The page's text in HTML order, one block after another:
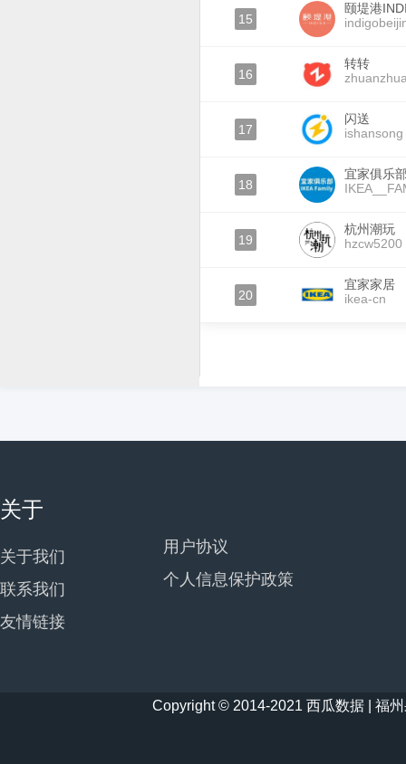
15
颐堤港
16
转转
17
闪送
ishansong
18
宜家俱乐
19
杭州潮玩
hzcw5200
20
宜家家居
ikea-cn
关于
关于我们
联系我们
友情链接
用户协议
个人信息保护政策
Copyright © 2014-2021 西瓜数据 | 福